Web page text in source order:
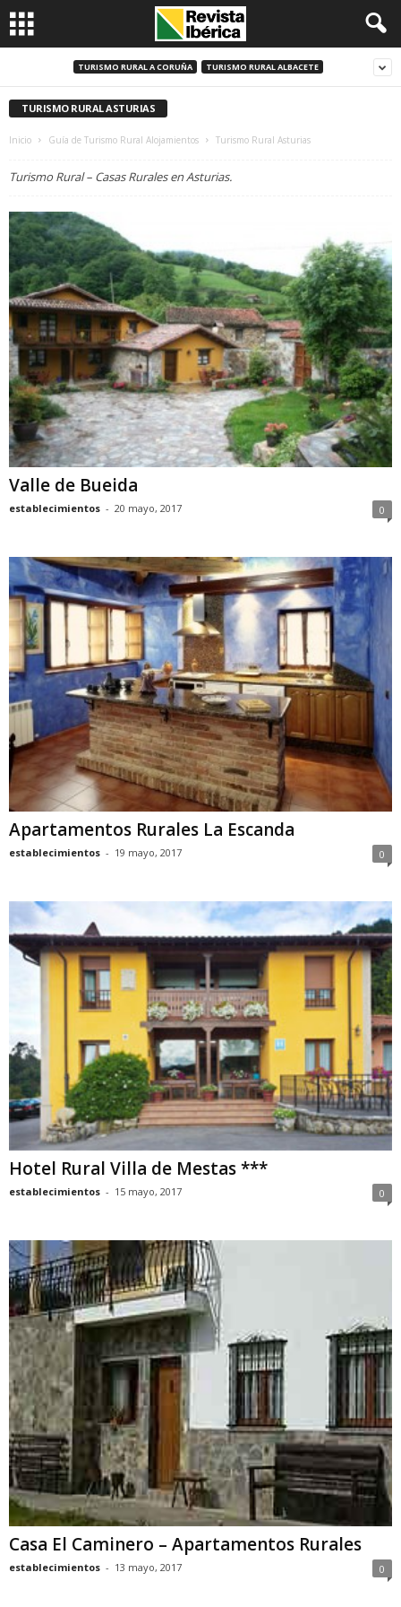
TURISMO RURAL A CORUÑA TURISMO RURAL ALBACETE
TURISMO RURAL ASTURIAS
Inicio Guía de Turismo Rural Alojamientos Turismo Rural Asturias
Turismo Rural – Casas Rurales en Asturias.
Valle de Bueida
establecimientos - 20 mayo, 2017 0
Apartamentos Rurales La Escanda
establecimientos - 19 mayo, 2017 0
Hotel Rural Villa de Mestas ***
establecimientos - 15 mayo, 2017 0
Casa El Caminero – Apartamentos Rurales
establecimientos - 13 mayo, 2017 0